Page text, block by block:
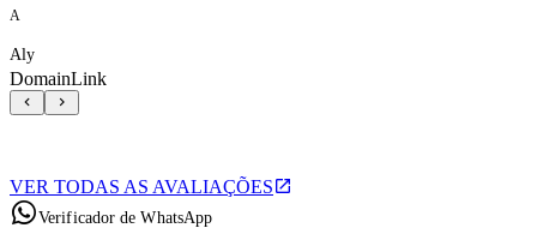
A
Aly
DomainLink
VER TODAS AS AVALIAÇÕES
Verificador de WhatsApp